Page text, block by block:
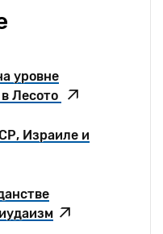
уровне
Лесото
Израиле и